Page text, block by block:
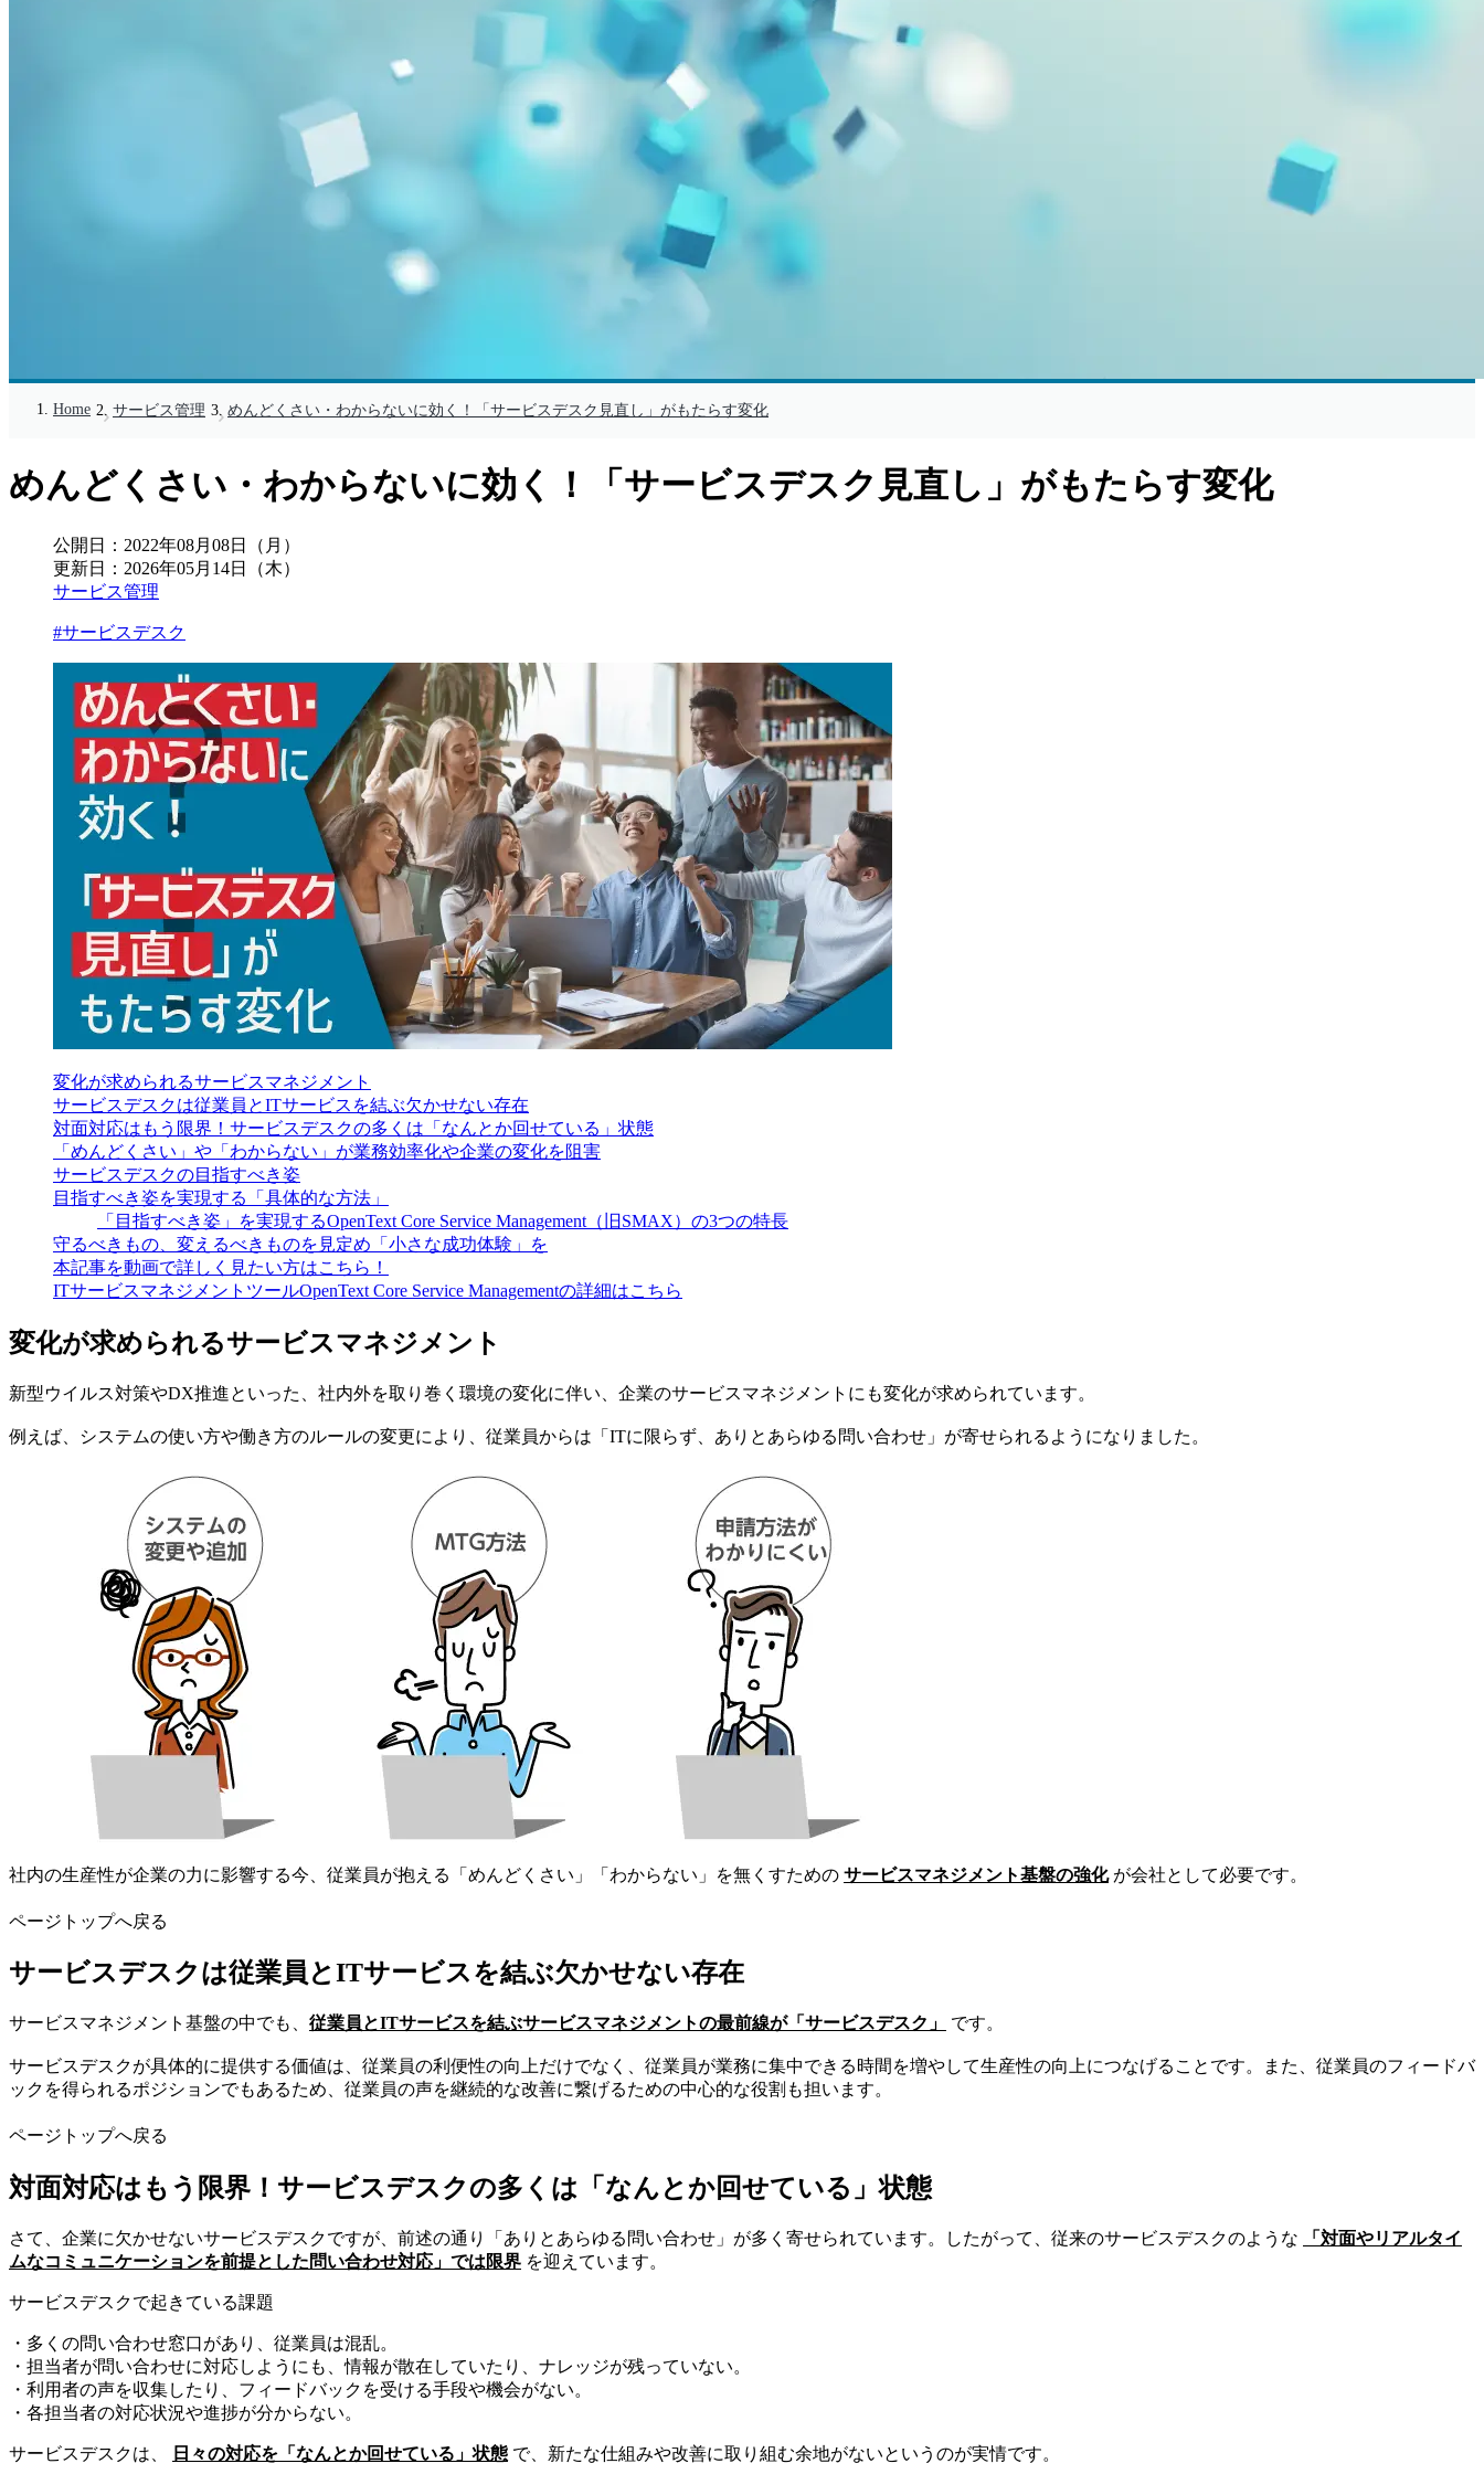
Home サービス管理 めんどくさい・わからないに効く！「サービスデスク見直し」がもたらす変化
めんどくさい・わからないに効く！「サービスデスク見直し」がもたらす変化
公開日： 2022年08月08日（月）
更新日： 2026年05月14日（木）
サービス管理
#サービスデスク
変化が求められるサービスマネジメント
サービスデスクは従業員とITサービスを結ぶ欠かせない存在
対面対応はもう限界！サービスデスクの多くは「なんとか回せている」状態
「めんどくさい」や「わからない」が業務効率化や企業の変化を阻害
サービスデスクの目指すべき姿
目指すべき姿を実現する「具体的な方法」
「目指すべき姿」を実現するOpenText Core Service Management（旧SMAX）の3つの特長
守るべきもの、変えるべきものを見定め「小さな成功体験」を
本記事を動画で詳しく見たい方はこちら！
ITサービスマネジメントツールOpenText Core Service Managementの詳細はこちら
変化が求められるサービスマネジメント
新型ウイルス対策やDX推進といった、社内外を取り巻く環境の変化に伴い、企業のサービスマネジメントにも変化が求められています。
例えば、システムの使い方や働き方のルールの変更により、従業員からは「ITに限らず、ありとあらゆる問い合わせ」が寄せられるようになりました。
社内の生産性が企業の力に影響する今、従業員が抱える「めんどくさい」「わからない」を無くすための サービスマネジメント基盤の強化が会社として必要です。
ページトップへ戻る
サービスデスクは従業員とITサービスを結ぶ欠かせない存在
サービスマネジメント基盤の中でも、 従業員とITサービスを結ぶサービスマネジメントの最前線が「サービスデスク」 です。
サービスデスクが具体的に提供する価値は、従業員の利便性の向上だけでなく、従業員が業務に集中できる時間を増やして生産性の向上につなげることです。また、従業員のフィードバ
ックを得られるポジションでもあるため、従業員の声を継続的な改善に繋げるための中心的な役割も担います。
ページトップへ戻る
対面対応はもう限界！サービスデスクの多くは「なんとか回せている」状態
さて、企業に欠かせないサービスデスクですが、前述の通り「ありとあらゆる問い合わせ」が多く寄せられています。したがって、従来のサービスデスクのような
「対面やリアルタイ
ムなコミュニケーションを前提とした問い合わせ対応」では限界 を迎えています。
サービスデスクで起きている課題
・多くの問い合わせ窓口があり、従業員は混乱。
・担当者が問い合わせに対応しようにも、情報が散在していたり、ナレッジが残っていない。
・利用者の声を収集したり、フィードバックを受ける手段や機会がない。
・各担当者の対応状況や進捗が分からない。
サービスデスクは、 日々の対応を「なんとか回せている」状態 で、新たな仕組みや改善に取り組む余地がないというのが実情です。